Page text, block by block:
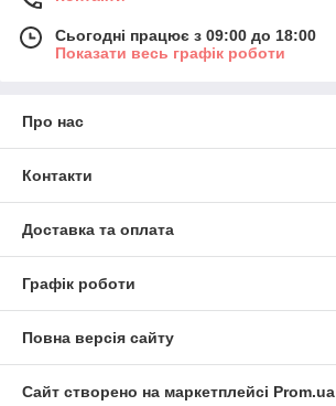
Сьогодні працює з 09:00 до 18:00
Показати весь графік роботи
Про нас
Контакти
Доставка та оплата
Графік роботи
Повна версія сайту
Сайт створено на маркетплейсі Prom.ua